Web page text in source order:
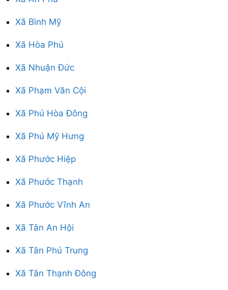
Xã Bình Mỹ
Xã Hòa Phú
Xã Nhuận Đức
Xã Phạm Văn Cội
Xã Phú Hòa Đông
Xã Phú Mỹ Hưng
Xã Phước Hiệp
Xã Phước Thạnh
Xã Phước Vĩnh An
Xã Tân An Hội
Xã Tân Phú Trung
Xã Tân Thạnh Đông